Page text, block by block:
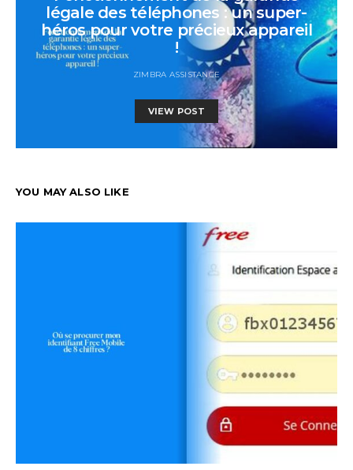
légale des téléphones : un super-
héros pour votre précieux appareil
!
ZIMBRA ASSISTANCE
VIEW POST
YOU MAY ALSO LIKE